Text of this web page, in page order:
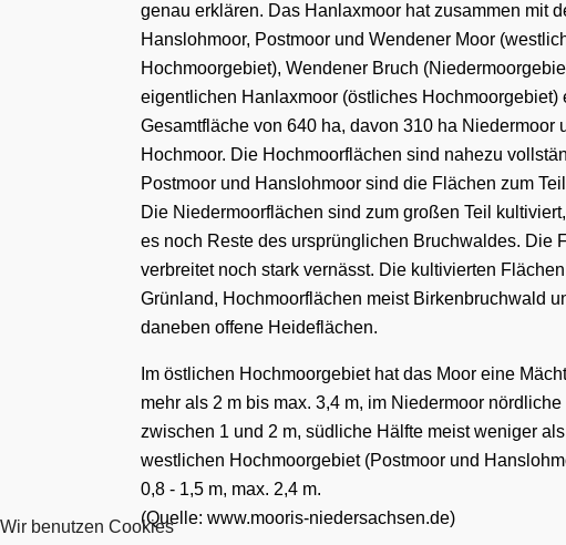
genau erklären. Das Hanlaxmoor hat zusammen mit
Hanslohmoor, Postmoor und Wendener Moor
Hochmoorgebiet), Wendener Bruch
eigentlichen Hanlaxmoor (östliches Hochmoorgebiet)
Gesamtfläche von 640 ha, davon 310 ha Niedermoor
Hochmoor. Die Hochmoorflächen sind nahezu
Postmoor und Hanslohmoor sind die Flächen zum Teil
Die Niedermoorflächen sind zum großen Teil
es noch Reste des ursprünglichen Bruchwaldes. Die
verbreitet noch stark vernässt. Die kultivierten Flächen
Grünland, Hochmoorflächen meist Birkenbruchwald
daneben offene Heideflächen.
Im östlichen Hochmoorgebiet hat das Moor eine
mehr als 2 m bis max. 3,4 m, im Niedermoor
zwischen 1 und 2 m, südliche Hälfte meist weniger
westlichen Hochmoorgebiet (Postmoor und
0,8 - 1,5 m, max. 2,4 m.
(Quelle: www.mooris-niedersachsen.de)
Wir benutzen Cookies